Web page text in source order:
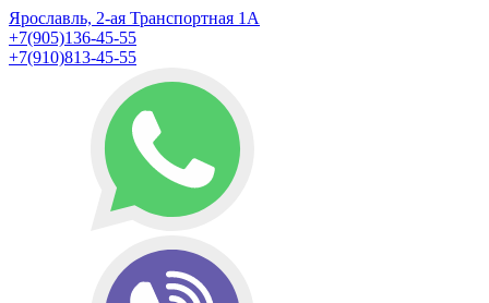
Ярославль, 2-ая Транспортная 1А
+7(905)136-45-55
+7(910)813-45-55